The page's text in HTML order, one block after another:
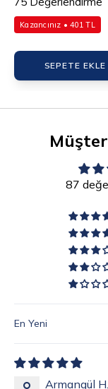
Kazancınız • 401 TL
SEPETE EKLE
87
Sort by
Armangül H.